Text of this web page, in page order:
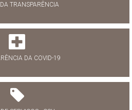
TRANSPARÊNCIA
DA COVID-19